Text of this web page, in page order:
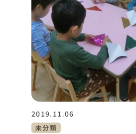
2019.11.06
未分類